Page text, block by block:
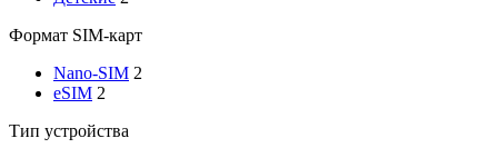
Формат SIM-карт
Nano-SIM 2
eSIM 2
Тип устройства